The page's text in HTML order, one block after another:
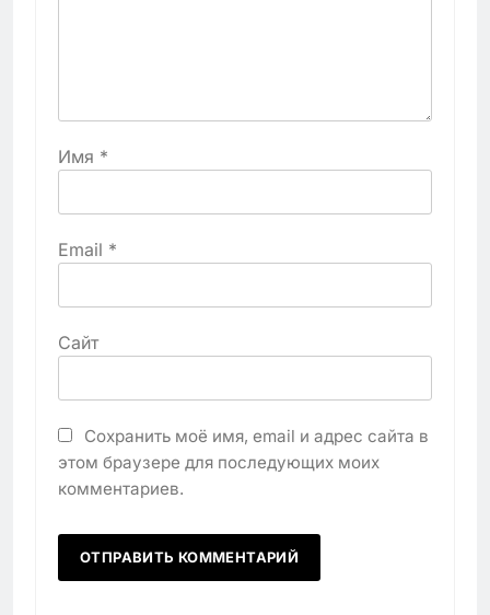
Имя *
Email *
Сайт
Сохранить моё имя, email и адрес сайта в
этом браузере для последующих моих
комментариев.